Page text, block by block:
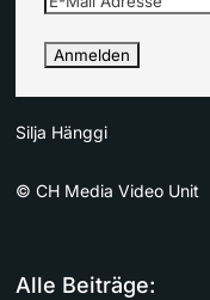
Silja Hänggi
© CH Media Video Unit
Alle Beiträge: